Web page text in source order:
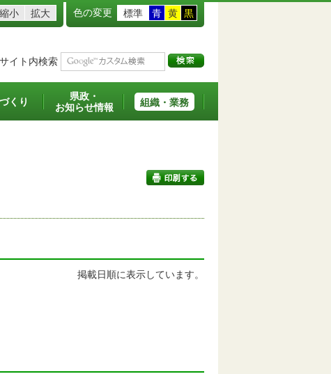
縮小 拡大 色の変更 標準 青 黄 黒
サイト内検索
くり
県政・
お知らせ情報
組織・業務
掲載日順に表示しています。